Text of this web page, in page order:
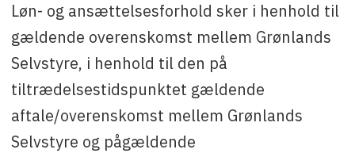
Løn- og ansættelsesforhold sker i henhold til
gældende overenskomst mellem Grønlands
Selvstyre, i henhold til den på
tiltrædelsestidspunktet gældende
aftale/overenskomst mellem Grønlands
Selvstyre og pågældende